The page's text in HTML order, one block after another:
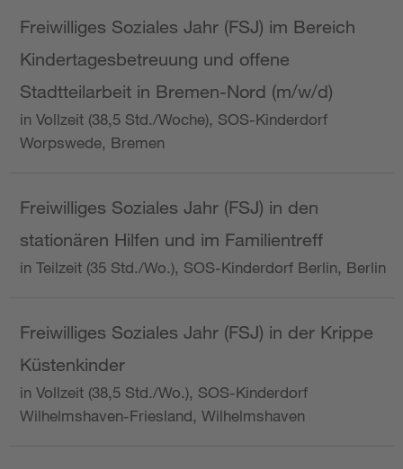
Freiwilliges Soziales Jahr (FSJ) im Bereich
Kindertagesbetreuung und offene
Stadtteilarbeit in Bremen-Nord (m/w/d)
in Vollzeit (38,5 Std./Woche), SOS-Kinderdorf
Worpswede, Bremen
Freiwilliges Soziales Jahr (FSJ) in den
stationären Hilfen und im Familientreff
in Teilzeit (35 Std./Wo.), SOS-Kinderdorf Berlin, Berlin
Freiwilliges Soziales Jahr (FSJ) in der Krippe
Küstenkinder
in Vollzeit (38,5 Std./Wo.), SOS-Kinderdorf
Wilhelmshaven-Friesland, Wilhelmshaven